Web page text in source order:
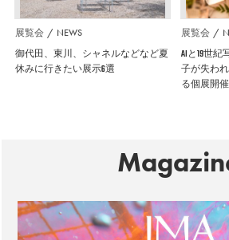
展覧会 NEWS
御代田、東川、シャネルなどなど夏
休みに行きたい展示6選
展覧会
AIと19世
子が失わ
る個展開催